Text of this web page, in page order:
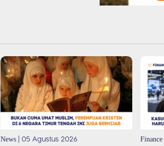
01 Agustus 2026
News | 05 Agustus 2026 Finance